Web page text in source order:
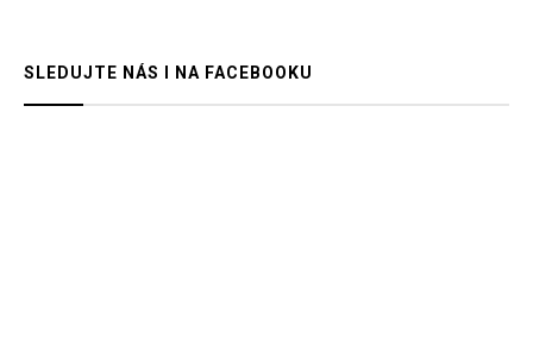
SLEDUJTE NÁS I NA FACEBOOKU